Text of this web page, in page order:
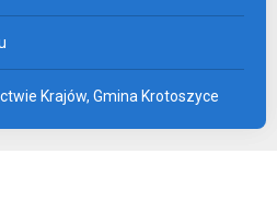
Krajów, Gmina Krotoszyce